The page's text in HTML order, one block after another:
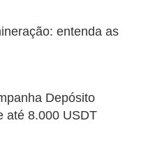
entenda as
Depósito
até 8.000 USDT